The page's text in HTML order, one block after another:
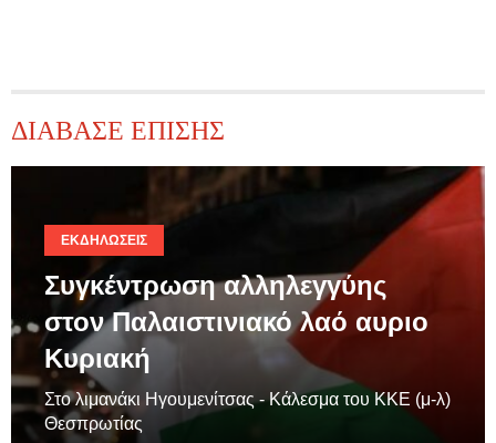
ΔΙΑΒΑΣΕ ΕΠΙΣΗΣ
ΕΚΔΗΛΏΣΕΙΣ
Συγκέντρωση αλληλεγγύης
στον Παλαιστινιακό λαό αυριο
Κυριακή
Στο λιμανάκι Ηγουμενίτσας - Κάλεσμα του ΚΚΕ (μ-λ)
Θεσπρωτίας